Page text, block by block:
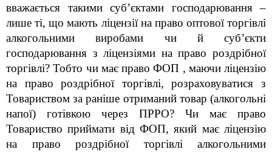
вважається такими суб’єктами господарювання –
лише ті, що мають ліцензії на право оптової торгівлі
алкогольними виробами чи й суб’єкти
господарювання з ліцензіями на право роздрібної
торгівлі? Тобто чи має право ФОП , маючи ліцензію
на право роздрібної торгівлі, розраховуватися з
Товариством за раніше отриманий товар (алкогольні
напої) готівкою через ПРРО? Чи має право
Товариство приймати від ФОП, який має ліцензію
на право роздрібної торгівлі алкогольними